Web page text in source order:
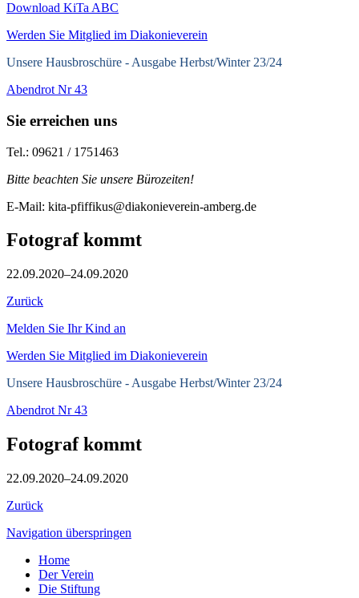
Download KiTa ABC
Werden Sie Mitglied im Diakonieverein
Unsere Hausbroschüre - Ausgabe Herbst/Winter 23/24
Abendrot Nr 43
Sie erreichen uns
Tel.: 09621 / 1751463
Bitte beachten Sie unsere Bürozeiten!
E-Mail: kita-pfiffikus@diakonieverein-amberg.de
Fotograf kommt
22.09.2020–24.09.2020
Zurück
Melden Sie Ihr Kind an
Werden Sie Mitglied im Diakonieverein
Unsere Hausbroschüre - Ausgabe Herbst/Winter 23/24
Abendrot Nr 43
Fotograf kommt
22.09.2020–24.09.2020
Zurück
Navigation überspringen
Home
Der Verein
Die Stiftung